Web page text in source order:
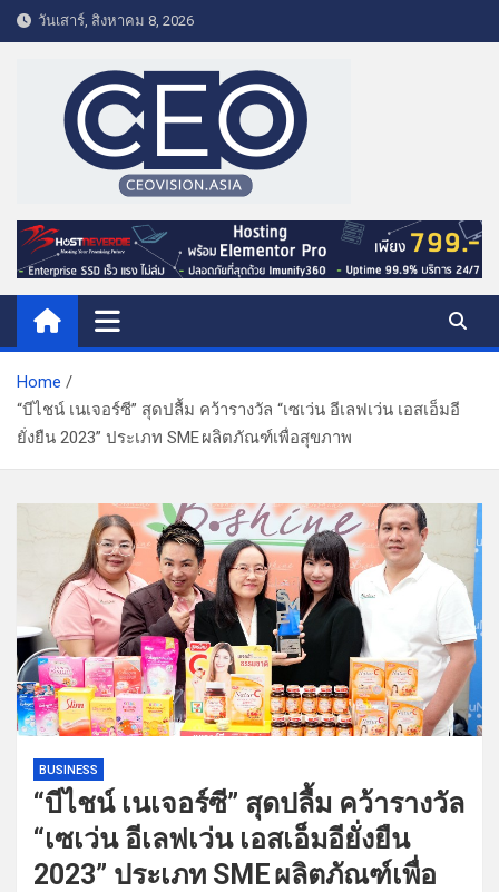
k
e
t
วันเสาร์, สิงหาคม 8, 2026
CEO VISION.ASIA
Business & Lifestyle
Home
“บีไชน์ เนเจอร์ซี” สุดปลื้ม คว้ารางวัล “เซเว่น อีเลฟเว่น เอสเอ็มอี
ยั่งยืน 2023” ประเภท SME ผลิตภัณฑ์เพื่อสุขภาพ
BUSINESS
“บีไชน์ เนเจอร์ซี” สุดปลื้ม คว้ารางวัล
“เซเว่น อีเลฟเว่น เอสเอ็มอียั่งยืน
2023” ประเภท SME ผลิตภัณฑ์เพื่อ